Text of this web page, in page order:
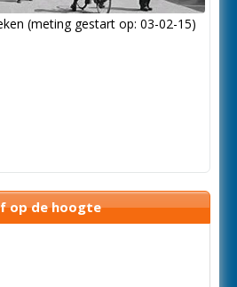
(meting gestart op: 03-02-15)
op de hoogte